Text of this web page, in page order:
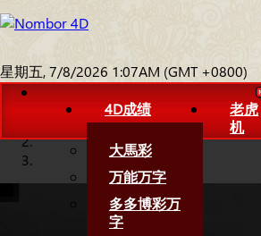
星期五, 7/8/2026 1:07AM (GMT +0800)
4D成绩
大馬彩
万能万字
多多博彩万
字
老虎
机